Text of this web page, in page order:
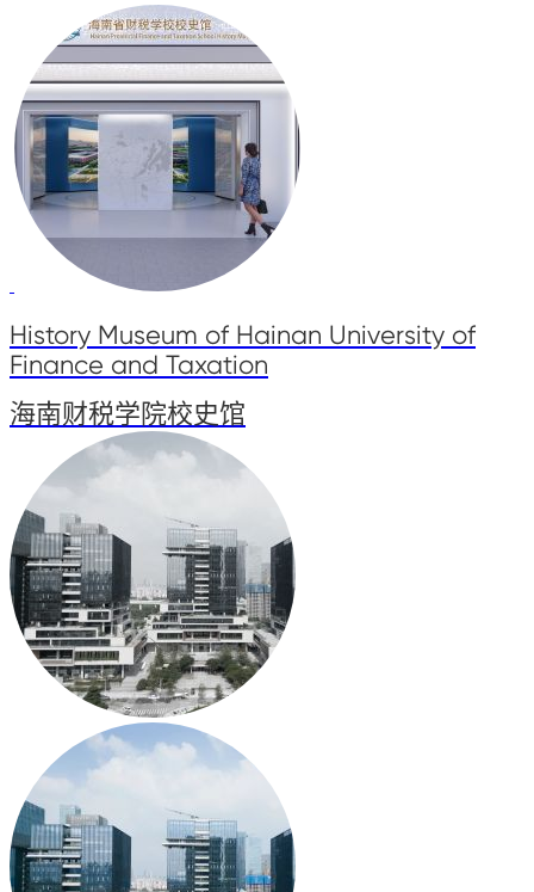
History Museum of Hainan University of
Finance and Taxation
海南财税学院校史馆